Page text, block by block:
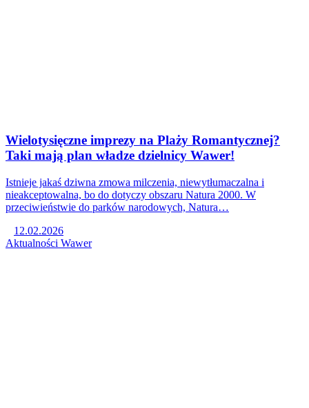
Wielotysięczne imprezy na Plaży Romantycznej?
Taki mają plan władze dzielnicy Wawer!
Istnieje jakaś dziwna zmowa milczenia, niewytłumaczalna i
nieakceptowalna, bo do dotyczy obszaru Natura 2000. W
przeciwieństwie do parków narodowych, Natura…
12.02.2026
Aktualności Wawer